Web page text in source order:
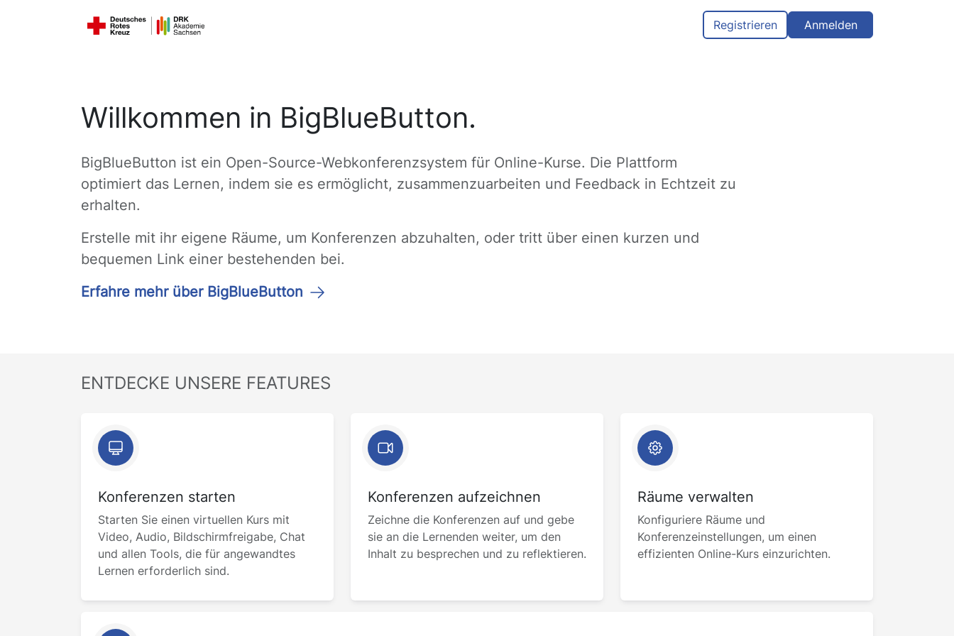
Registrieren Anmelden
Willkommen in BigBlueButton.
BigBlueButton ist ein Open-Source-Webkonferenzsystem für Online-Kurse. Die Plattform
optimiert das Lernen, indem sie es ermöglicht, zusammenzuarbeiten und Feedback in Echtzeit zu
erhalten.
Erstelle mit ihr eigene Räume, um Konferenzen abzuhalten, oder tritt über einen kurzen und
bequemen Link einer bestehenden bei.
Erfahre mehr über BigBlueButton
ENTDECKE UNSERE FEATURES
Konferenzen starten
Starten Sie einen virtuellen Kurs mit
Video, Audio, Bildschirmfreigabe, Chat
und allen Tools, die für angewandtes
Lernen erforderlich sind.
Konferenzen aufzeichnen
Zeichne die Konferenzen auf und gebe
sie an die Lernenden weiter, um den
Inhalt zu besprechen und zu reflektieren.
Räume verwalten
Konfiguriere Räume und
Konferenzeinstellungen, um einen
effizienten Online-Kurs einzurichten.